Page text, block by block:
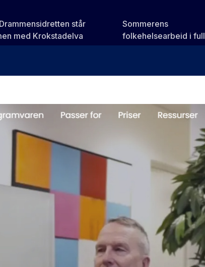
står
med Krokstadelva
Sommerens
folkehelsearbeid i full
gang